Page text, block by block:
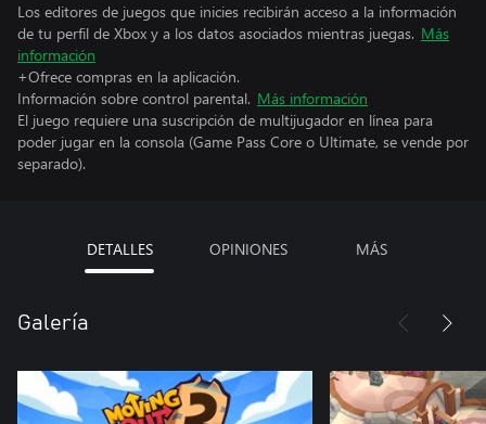
Los editores de juegos que inicies recibirán acceso a la información
de tu perfil de Xbox y a los datos asociados mientras juegas. Más
información
+Ofrece compras en la aplicación.
Información sobre control parental. Más información
El juego requiere una suscripción de multijugador en línea para
poder jugar en la consola (Game Pass Core o Ultimate, se vende por
separado).
DETALLES OPINIONES MÁS
Galería